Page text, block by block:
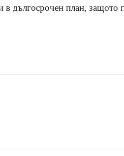
дългосрочен план, защото